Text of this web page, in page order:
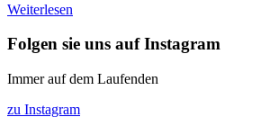
Weiterlesen
Folgen sie uns auf Instagram
Immer auf dem Laufenden
zu Instagram